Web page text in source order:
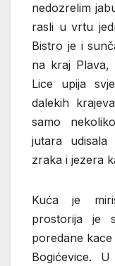
nedozrelim
rasli u vrtu
Bistro je i
na kraj
Lice upija
dalekih
samo
jutara udisala
zraka i jezera
Kuća je
prostorija je
poredane
Bogićevice.